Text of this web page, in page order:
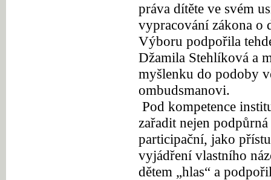
práva dítěte ve svém
vypracování zákona o
Výboru podpořila
Džamila Stehlíková a
myšlenku do podoby
ombudsmanovi.
Pod kompetence
zařadit nejen
participační, jako př
vyjádření vlastního
dětem „hlas“ a podpoř